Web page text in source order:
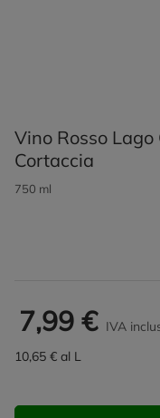
Vino Rosso
Cortaccia
750 ml
7,99 € IVA
10,65 € al L